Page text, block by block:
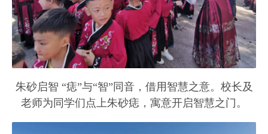
朱砂启智 “痣”与“智”同音，借用智慧之意。校长及
老师为同学们点上朱砂痣，寓意开启智慧之门。